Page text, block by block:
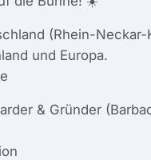
(Rhein-
und Europa.
& Gründer